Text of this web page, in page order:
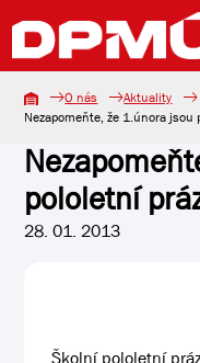
O nás
Aktuality
Nezapomeňte, že 1.února jsou
pololetní
28. 01. 2013
Školní pololetní